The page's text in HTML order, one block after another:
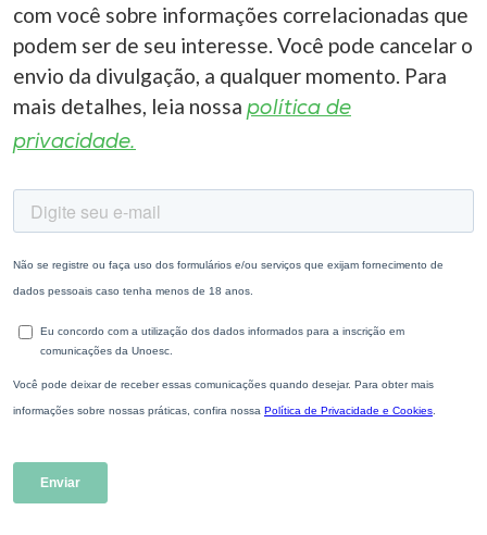
com você sobre informações correlacionadas que
podem ser de seu interesse. Você pode cancelar o
envio da divulgação, a qualquer momento. Para
mais detalhes, leia nossa política de
privacidade.